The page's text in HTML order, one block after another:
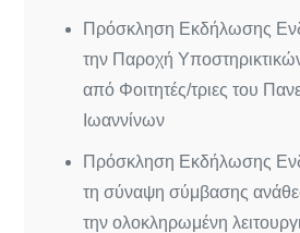
Πρόσκληση Εκδήλωσης
την Παροχή
από Φοιτητές/τριες του
Ιωαννίνων
Πρόσκληση Εκδήλωσης
τη σύναψη σύμβασης
την ολοκληρωμένη